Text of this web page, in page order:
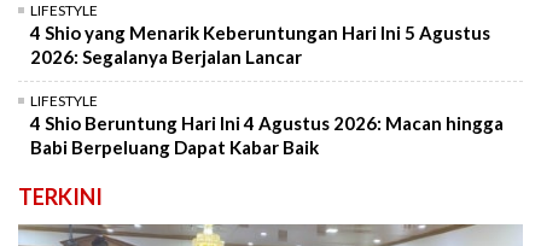
LIFESTYLE
4 Shio yang Menarik Keberuntungan Hari Ini 5 Agustus
2026: Segalanya Berjalan Lancar
LIFESTYLE
4 Shio Beruntung Hari Ini 4 Agustus 2026: Macan hingga
Babi Berpeluang Dapat Kabar Baik
TERKINI